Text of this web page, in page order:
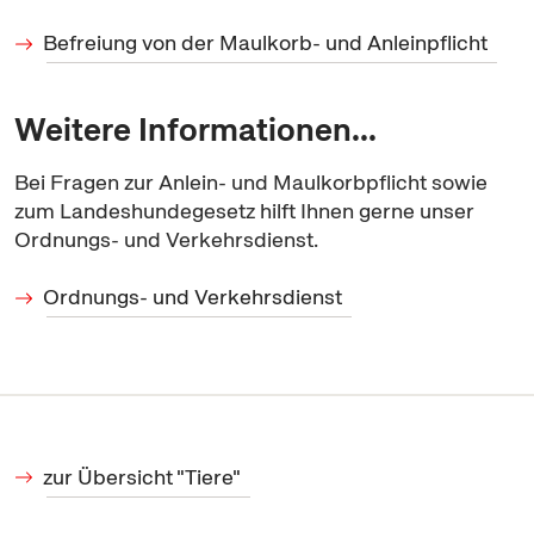
Befreiung von der Maulkorb- und Anleinpflicht
Weitere Informationen...
Bei Fragen zur Anlein- und Maulkorbpflicht sowie
zum Landeshundegesetz hilft Ihnen gerne unser
Ordnungs- und Verkehrsdienst.
Ordnungs- und Verkehrsdienst
zur Übersicht "Tiere"